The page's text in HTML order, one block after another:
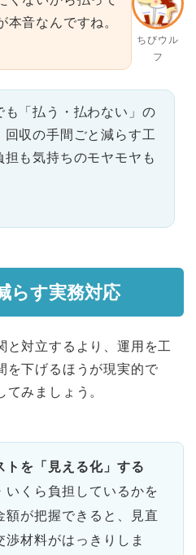
ちびウル
フ
音なんですね。
も「払う・払わない」の
回収の手間ごと減らす工
担も気持ちのモヤモヤも
らす実務対応
と対立するより、運用を工
を下げるほうが現実的で
みましょう。
トを「見える化」する
いくら負担しているかを
額が把握できると、見直
渉材料がはっきりしま